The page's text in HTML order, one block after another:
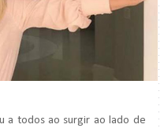
a todos ao surgir ao lado de